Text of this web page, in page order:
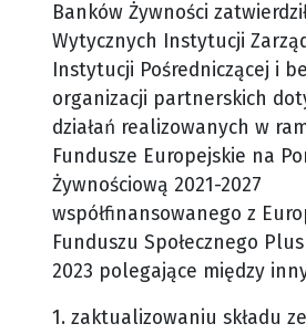
Banków Żywności
Wytycznych Instytucji
Instytucji Pośredniczącej i
organizacji partnerskich
działań realizowanych w
Fundusze Europejskie na
Żywnościową 2021-2027
współfinansowanego z
Funduszu Społecznego
2023 polegające między
1. zaktualizowaniu składu